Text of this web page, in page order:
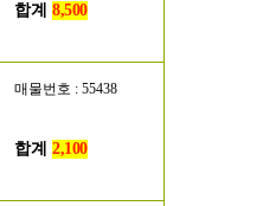
합계 8,500
매물번호 : 55438
합계 2,100